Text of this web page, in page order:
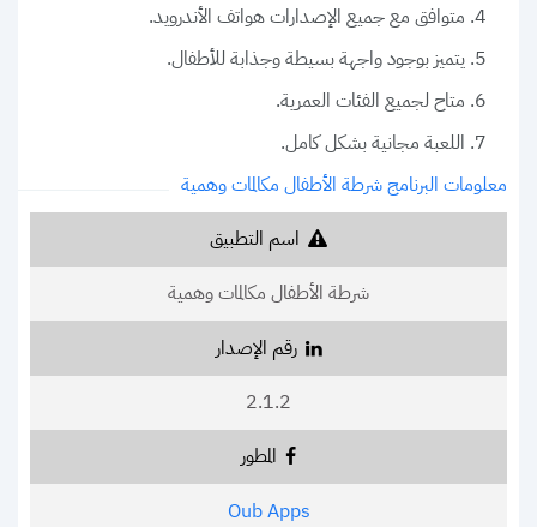
متوافق مع جميع الإصدارات هواتف الأندرويد.
يتميز بوجود واجهة بسيطة وجذابة للأطفال.
متاح لجميع الفئات العمرية.
اللعبة مجانية بشكل كامل.
معلومات البرنامج شرطة الأطفال مكالمات وهمية
اسم التطبيق
شرطة الأطفال مكالمات وهمية
رقم الإصدار
2.1.2
المطور
Oub Apps